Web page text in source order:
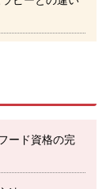
ード資格の完